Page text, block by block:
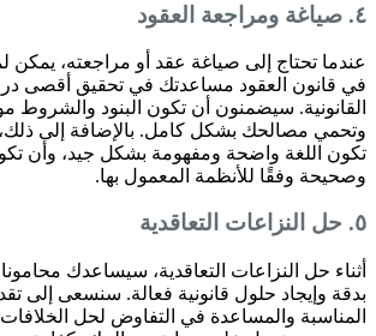
٤. صياغة ومراجعة العقود
عندما تحتاج إلى صياغة عقد أو مراجعته، يمكن
في قانون العقود مساعدتك في تحقيق أقصى
القانونية. سيضمنون أن تكون البنود والشروط
وتحمي مصالحك بشكل كامل. بالإضافة إلى
تكون اللغة واضحة ومفهومة بشكل جيد، وأن
وصحيحة وفقًا للأنظمة المعمول بها.
٥. حل النزاعات التعاقدية
أثناء حل النزاعات التعاقدية، سيساعدك
بدقة وإيجاد حلول قانونية فعالة. سنسعى إلى
المناسبة والمساعدة في التفاوض لحل